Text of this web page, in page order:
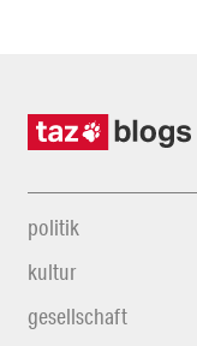
politik
kultur
gesellschaft